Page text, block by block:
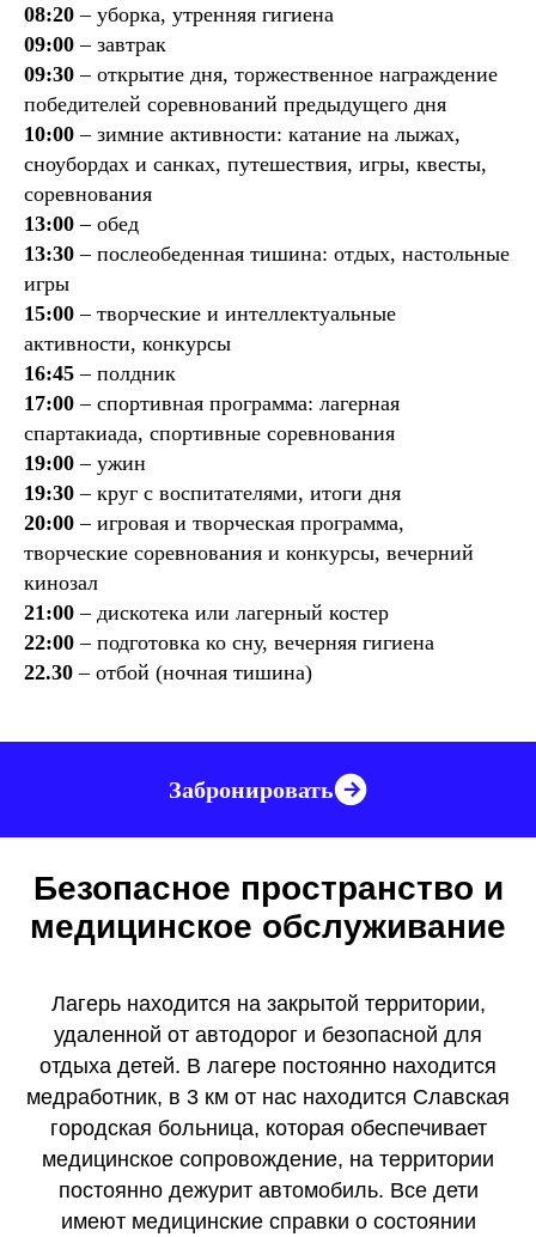
08:20 – уборка, утренняя гигиена
09:00 – завтрак
09:30 – открытие дня, торжественное награждение
победителей соревнований предыдущего дня
10:00 – зимние активности: катание на лыжах,
сноубордах и санках, путешествия, игры, квесты,
соревнования
13:00 – обед
13:30 – послеобеденная тишина: отдых, настольные
игры
15:00 – творческие и интеллектуальные
активности, конкурсы
16:45 – полдник
17:00 – спортивная программа: лагерная
спартакиада, спортивные соревнования
19:00 – ужин
19:30 – круг с воспитателями, итоги дня
20:00 – игровая и творческая программа,
творческие соревнования и конкурсы, вечерний
кинозал
21:00 – дискотека или лагерный костер
22:00 – подготовка ко сну, вечерняя гигиена
22.30 – отбой (ночная тишина)
Забронировать
Безопасное пространство и
медицинское обслуживание
Лагерь находится на закрытой территории,
удаленной от автодорог и безопасной для
отдыха детей. В лагере постоянно находится
медработник, в 3 км от нас находится Славская
городская больница, которая обеспечивает
медицинское сопровождение, на территории
постоянно дежурит автомобиль. Все дети
имеют медицинские справки о состоянии